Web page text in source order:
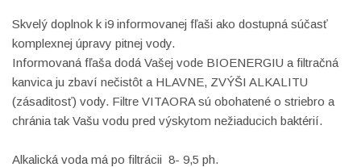
Skvelý doplnok k i9 informovanej fľaši ako dostupná súčasť
komplexnej úpravy pitnej vody.
Informovaná fľaša dodá Vašej vode BIOENERGIU a filtračná
kanvica ju zbaví nečistôt a HLAVNE, ZVÝŠI ALKALITU
(zásaditosť) vody. Filtre VITAORA sú obohatené o striebro a
chránia tak Vašu vodu pred výskytom nežiaducich baktérií.
Alkalická voda má po filtrácii 8- 9,5 ph.